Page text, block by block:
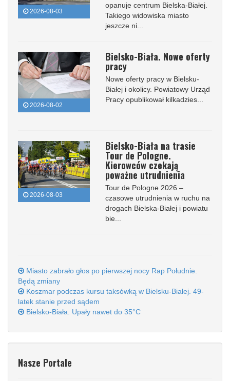
2026-08-03
opanuje centrum Bielska-Białej.
Takiego widowiska miasto
jeszcze ni...
2026-08-02
Bielsko-Biała. Nowe oferty
pracy
Nowe oferty pracy w Bielsku-
Białej i okolicy. Powiatowy Urząd
Pracy opublikował kilkadzies...
2026-08-03
Bielsko-Biała na trasie
Tour de Pologne.
Kierowców czekają
poważne utrudnienia
Tour de Pologne 2026 –
czasowe utrudnienia w ruchu na
drogach Bielska-Białej i powiatu
bie...
Miasto zabrało głos po pierwszej nocy Rap Południe.
Będą zmiany
Koszmar podczas kursu taksówką w Bielsku-Białej. 49-
latek stanie przed sądem
Bielsko-Biała. Upały nawet do 35°C
Nasze Portale